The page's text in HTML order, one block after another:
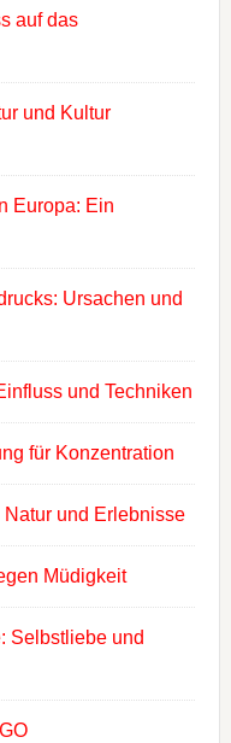
auf das
und Kultur
Europa: Ein
Ursachen und
und Techniken
für Konzentration
Natur und Erlebnisse
Müdigkeit
Selbstliebe und